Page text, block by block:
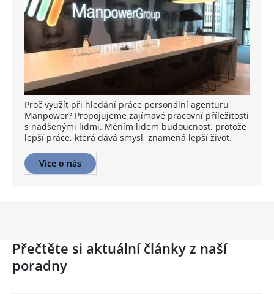
Proč využít při hledání práce personální agenturu
Manpower? Propojujeme zajímavé pracovní příležitosti
s nadšenými lidmi. Měním lidem budoucnost, protože
lepší práce, která dává smysl, znamená lepší život.
Více o nás
Přečtěte si aktuální články z naší
poradny